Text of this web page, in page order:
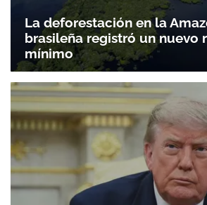
La deforestación en la
brasileña registró un nuevo
mínimo